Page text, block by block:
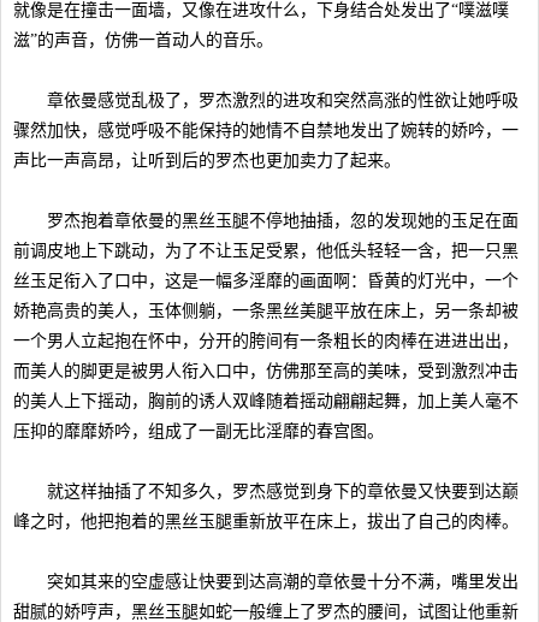
就像是在撞击一面墙，又像在进攻什么，下身结合处发出了“噗滋噗
滋”的声音，仿佛一首动人的音乐。
章依曼感觉乱极了，罗杰激烈的进攻和突然高涨的性欲让她呼吸
骤然加快，感觉呼吸不能保持的她情不自禁地发出了婉转的娇吟，一
声比一声高昂，让听到后的罗杰也更加卖力了起来。
罗杰抱着章依曼的黑丝玉腿不停地抽插，忽的发现她的玉足在面
前调皮地上下跳动，为了不让玉足受累，他低头轻轻一含，把一只黑
丝玉足衔入了口中，这是一幅多淫靡的画面啊：昏黄的灯光中，一个
娇艳高贵的美人，玉体侧躺，一条黑丝美腿平放在床上，另一条却被
一个男人立起抱在怀中，分开的胯间有一条粗长的肉棒在进进出出，
而美人的脚更是被男人衔入口中，仿佛那至高的美味，受到激烈冲击
的美人上下摇动，胸前的诱人双峰随着摇动翩翩起舞，加上美人毫不
压抑的靡靡娇吟，组成了一副无比淫靡的春宫图。
就这样抽插了不知多久，罗杰感觉到身下的章依曼又快要到达巅
峰之时，他把抱着的黑丝玉腿重新放平在床上，拔出了自己的肉棒。
突如其来的空虚感让快要到达高潮的章依曼十分不满，嘴里发出
甜腻的娇哼声，黑丝玉腿如蛇一般缠上了罗杰的腰间，试图让他重新